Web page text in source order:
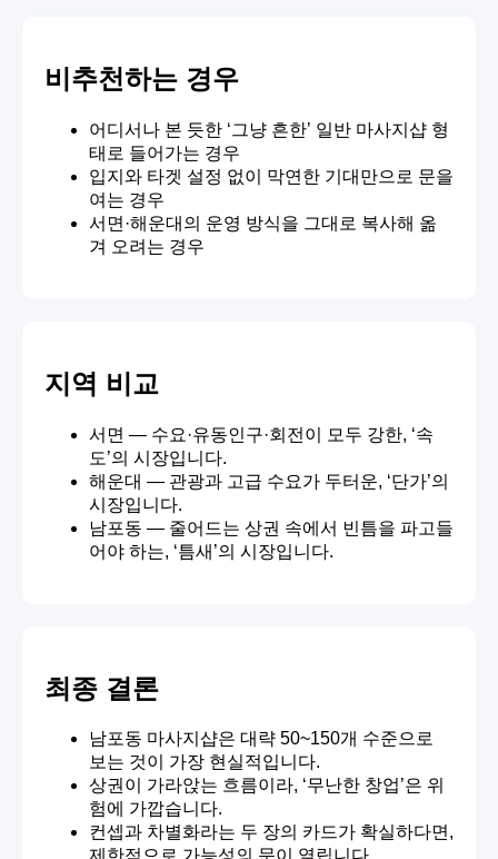
비추천하는 경우
어디서나 본 듯한 ‘그냥 흔한’ 일반 마사지샵 형
태로 들어가는 경우
입지와 타겟 설정 없이 막연한 기대만으로 문을
여는 경우
서면·해운대의 운영 방식을 그대로 복사해 옮
겨 오려는 경우
지역 비교
서면 — 수요·유동인구·회전이 모두 강한, ‘속
도’의 시장입니다.
해운대 — 관광과 고급 수요가 두터운, ‘단가’의
시장입니다.
남포동 — 줄어드는 상권 속에서 빈틈을 파고들
어야 하는, ‘틈새’의 시장입니다.
최종 결론
남포동 마사지샵은 대략 50~150개 수준으로
보는 것이 가장 현실적입니다.
상권이 가라앉는 흐름이라, ‘무난한 창업’은 위
험에 가깝습니다.
컨셉과 차별화라는 두 장의 카드가 확실하다면,